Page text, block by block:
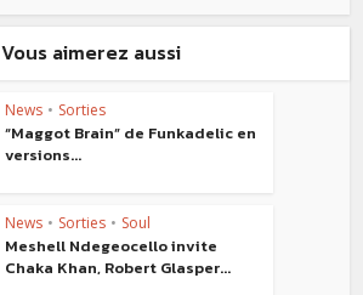
Vous aimerez aussi
News • Sorties
“Maggot Brain” de Funkadelic en
versions...
News • Sorties • Soul
Meshell Ndegeocello invite
Chaka Khan, Robert Glasper...